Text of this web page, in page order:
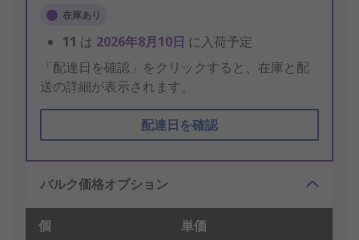
在庫あり
11 は 2026年8月10日 に入荷予定
「配達日を確認」をクリックすると、在庫と配
送の詳細が表示されます。
配達日を確認
バルク価格オプション
個 単価